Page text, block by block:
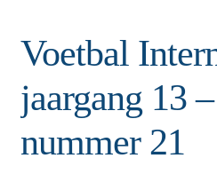
Voetbal
jaargang 13
nummer 21